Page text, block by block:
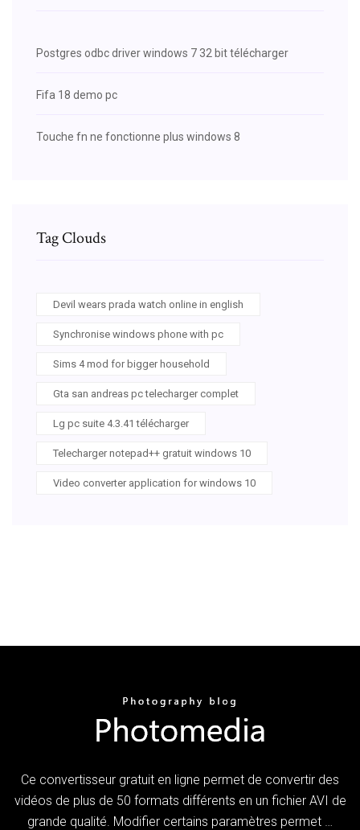
Postgres odbc driver windows 7 32 bit télécharger
Fifa 18 demo pc
Touche fn ne fonctionne plus windows 8
Tag Clouds
Devil wears prada watch online in english
Synchronise windows phone with pc
Sims 4 mod for bigger household
Gta san andreas pc telecharger complet
Lg pc suite 4.3.41 télécharger
Telecharger notepad++ gratuit windows 10
Video converter application for windows 10
Ce convertisseur gratuit en ligne permet de convertir des
vidéos de plus de 50 formats différents en un fichier AVI de
grande qualité. Modifier certains paramètres permet …